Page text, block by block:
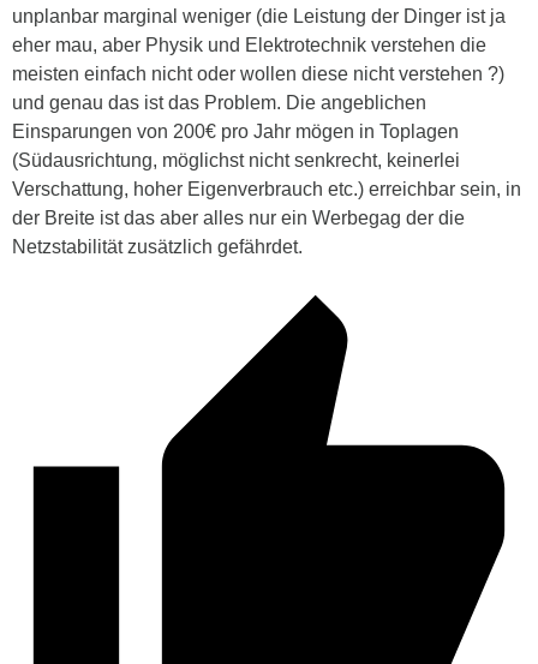
unplanbar marginal weniger (die Leistung der Dinger ist ja
eher mau, aber Physik und Elektrotechnik verstehen die
meisten einfach nicht oder wollen diese nicht verstehen ?)
und genau das ist das Problem. Die angeblichen
Einsparungen von 200€ pro Jahr mögen in Toplagen
(Südausrichtung, möglichst nicht senkrecht, keinerlei
Verschattung, hoher Eigenverbrauch etc.) erreichbar sein, in
der Breite ist das aber alles nur ein Werbegag der die
Netzstabilität zusätzlich gefährdet.